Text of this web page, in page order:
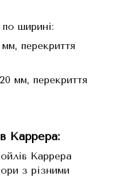
ширині:
перекриття
мм, перекриття
Каррера:
Каррера
з різними